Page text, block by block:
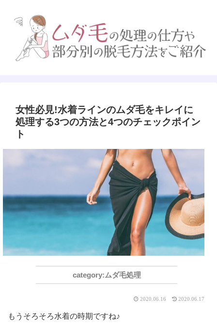
女性必見!水着ラインのムダ毛をキレイに
処理する3つの方法と4つのチェックポイン
ト
ムダ毛処理
2020.06.16 2020.06.17
もうそろそろ水着の時期ですね♪